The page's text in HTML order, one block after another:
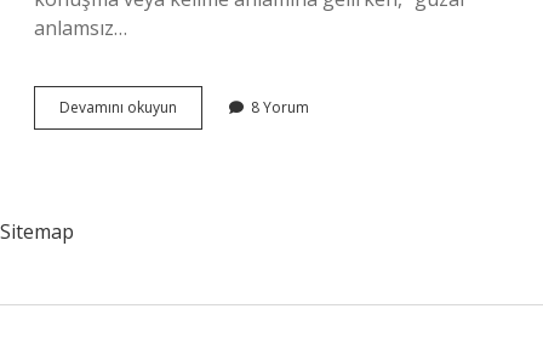
anlamsız…
Devamını okuyun
Mı
8 Yorum
Sitemap